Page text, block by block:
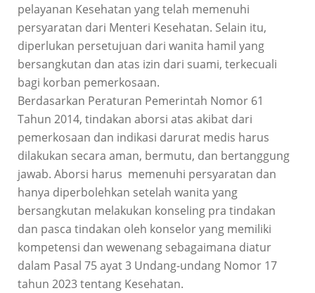
pelayanan Kesehatan yang telah memenuhi
persyaratan dari Menteri Kesehatan. Selain itu,
diperlukan persetujuan dari wanita hamil yang
bersangkutan dan atas izin dari suami, terkecuali
bagi korban pemerkosaan.
Berdasarkan Peraturan Pemerintah Nomor 61
Tahun 2014, tindakan aborsi atas akibat dari
pemerkosaan dan indikasi darurat medis harus
dilakukan secara aman, bermutu, dan bertanggung
jawab. Aborsi harus memenuhi persyaratan dan
hanya diperbolehkan setelah wanita yang
bersangkutan melakukan konseling pra tindakan
dan pasca tindakan oleh konselor yang memiliki
kompetensi dan wewenang sebagaimana diatur
dalam Pasal 75 ayat 3 Undang-undang Nomor 17
tahun 2023 tentang Kesehatan.